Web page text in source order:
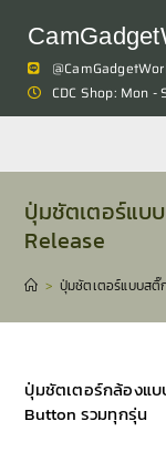
CDC Shop: Mon -
ปุ่มชัตเตอร์แบ
Release
> ปุ่มชัตเตอร์แบบสติ๊
ปุ่มชัตเตอร์กล้องแบ
Button รวมทุกรุ่น